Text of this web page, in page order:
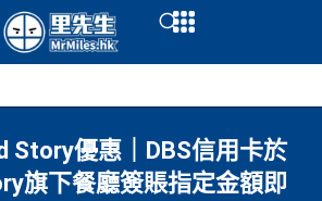
Open
Story優惠｜DBS信用卡於
旗下餐廳簽賬指定金額即